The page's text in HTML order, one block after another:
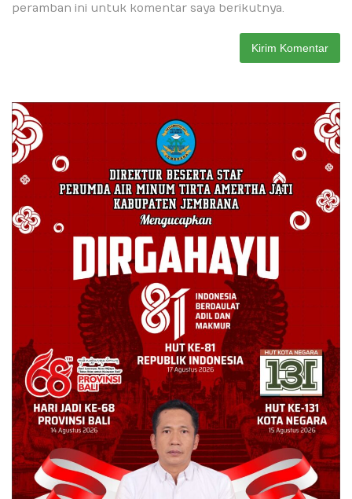
peramban ini untuk komentar saya berikutnya.